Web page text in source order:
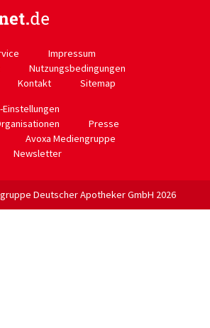
Impressum
Nutzungsbedingungen
Kontakt
Sitemap
Presse
Avoxa Mediengruppe
Newsletter
Deutscher Apotheker GmbH 2026